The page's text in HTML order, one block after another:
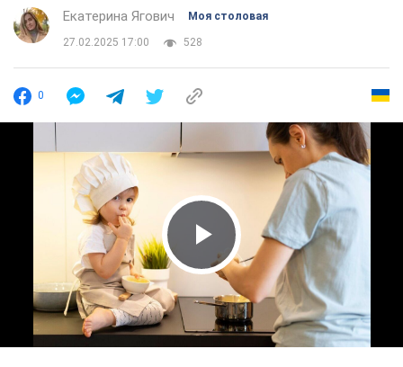
Екатерина Ягович Моя столовая
27.02.2025 17:00 528
0
Play Video